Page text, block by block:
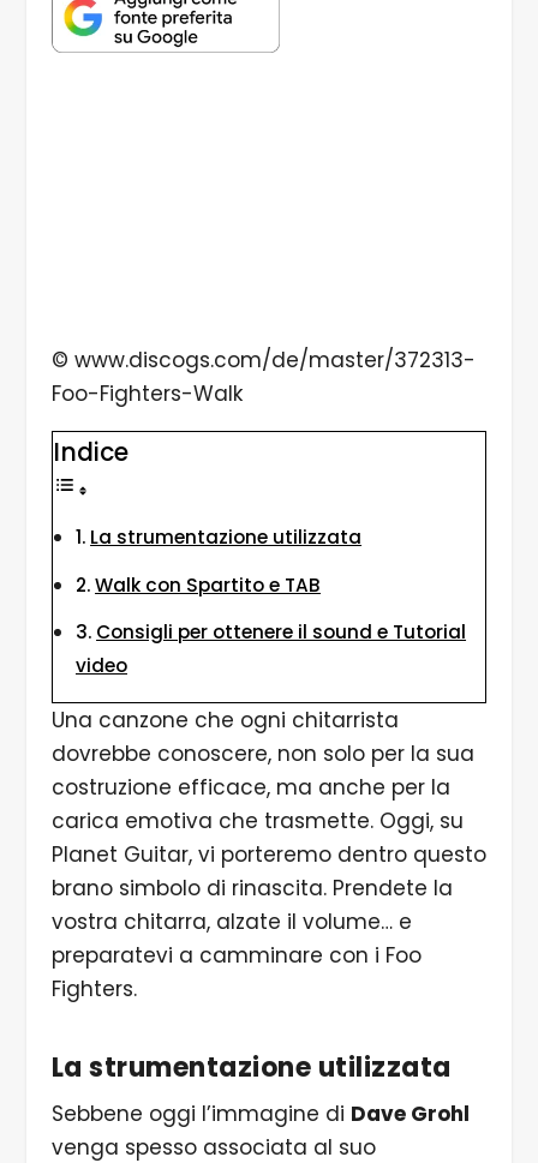
© www.discogs.com/de/master/372313-
Foo-Fighters-Walk
Indice
La strumentazione utilizzata
Walk con Spartito e TAB
Consigli per ottenere il sound e Tutorial
video
Una canzone che ogni chitarrista
dovrebbe conoscere, non solo per la sua
costruzione efficace, ma anche per la
carica emotiva che trasmette. Oggi, su
Planet Guitar, vi porteremo dentro questo
brano simbolo di rinascita. Prendete la
vostra chitarra, alzate il volume… e
preparatevi a camminare con i Foo
Fighters.
La strumentazione utilizzata
Sebbene oggi l’immagine di Dave Grohl
venga spesso associata al suo